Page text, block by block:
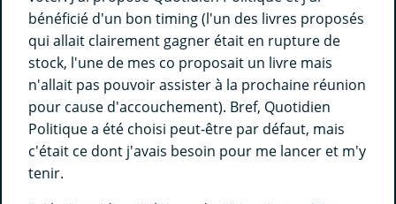
bénéficié d'un bon timing (l'un des livres proposés
qui allait clairement gagner était en rupture de
stock, l'une de mes co proposait un livre mais
n'allait pas pouvoir assister à la prochaine réunion
pour cause d'accouchement). Bref, Quotidien
Politique a été choisi peut-être par défaut, mais
c'était ce dont j'avais besoin pour me lancer et m'y
tenir.